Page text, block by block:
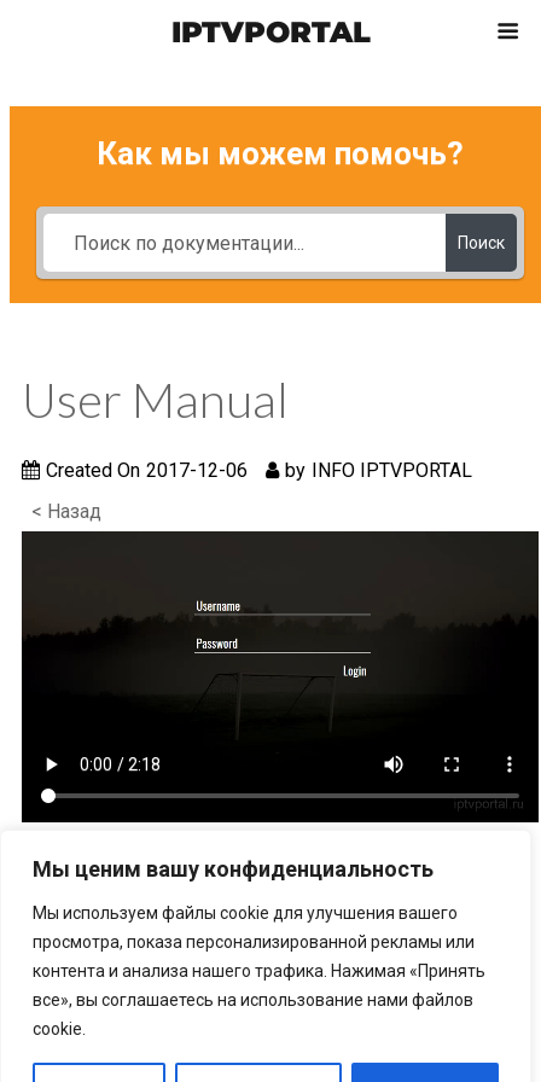
Мы ценим вашу конфиденциальность
Мы используем файлы cookie для улучшения вашего
просмотра, показа персонализированной рекламы или
контента и анализа нашего трафика. Нажимая «Принять
все», вы соглашаетесь на использование нами файлов
cookie.
IPTVPORTAL
Как мы можем помочь?
Поиск
User Manual
Created On 2017-12-06 by INFO IPTVPORTAL
< Назад